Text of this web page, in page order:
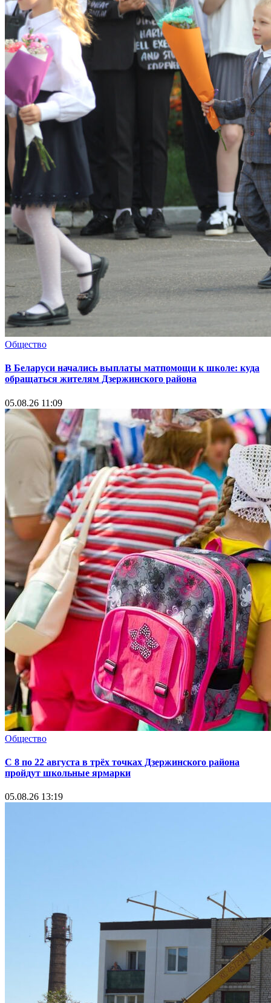
Общество
В Беларуси начались выплаты матпомощи к школе: куда
обращаться жителям Дзержинского района
05.08.26 11:09
Общество
С 8 по 22 августа в трёх точках Дзержинского района
пройдут школьные ярмарки
05.08.26 13:19